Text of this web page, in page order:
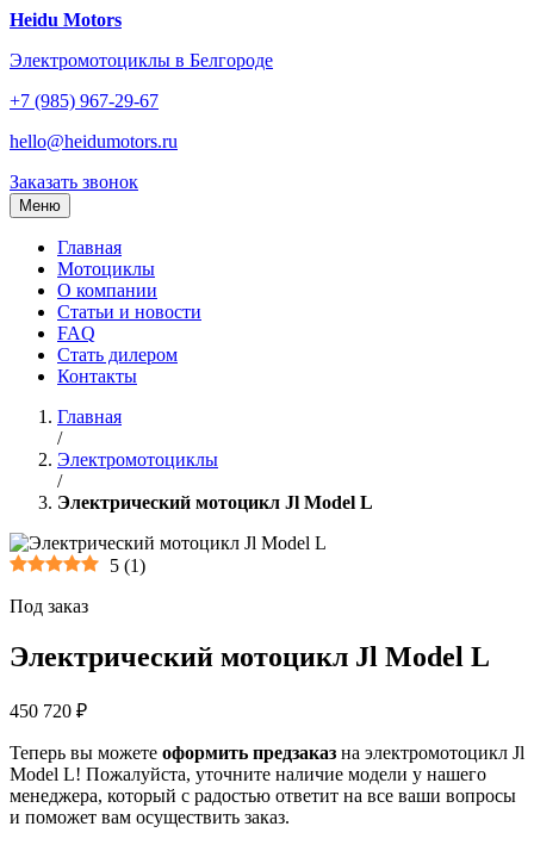
Перейти
содержанию
Heidu Motors
Электромотоциклы в Белгороде
+7 (985) 967-29-67
hello@heidumotors.ru
Заказать звонок
Меню
Главная
Мотоциклы
О компании
Статьи и новости
FAQ
Стать дилером
Контакты
Главная
/
Электромотоциклы
/
Электрический мотоцикл Jl Model L
5 (1)
Под заказ
Электрический мотоцикл Jl Model L
450 720 ₽
Теперь вы можете оформить предзаказ на электромотоцикл Jl
Model L! Пожалуйста, уточните наличие модели у нашего
менеджера, который с радостью ответит на все ваши вопросы
и поможет вам осуществить заказ.